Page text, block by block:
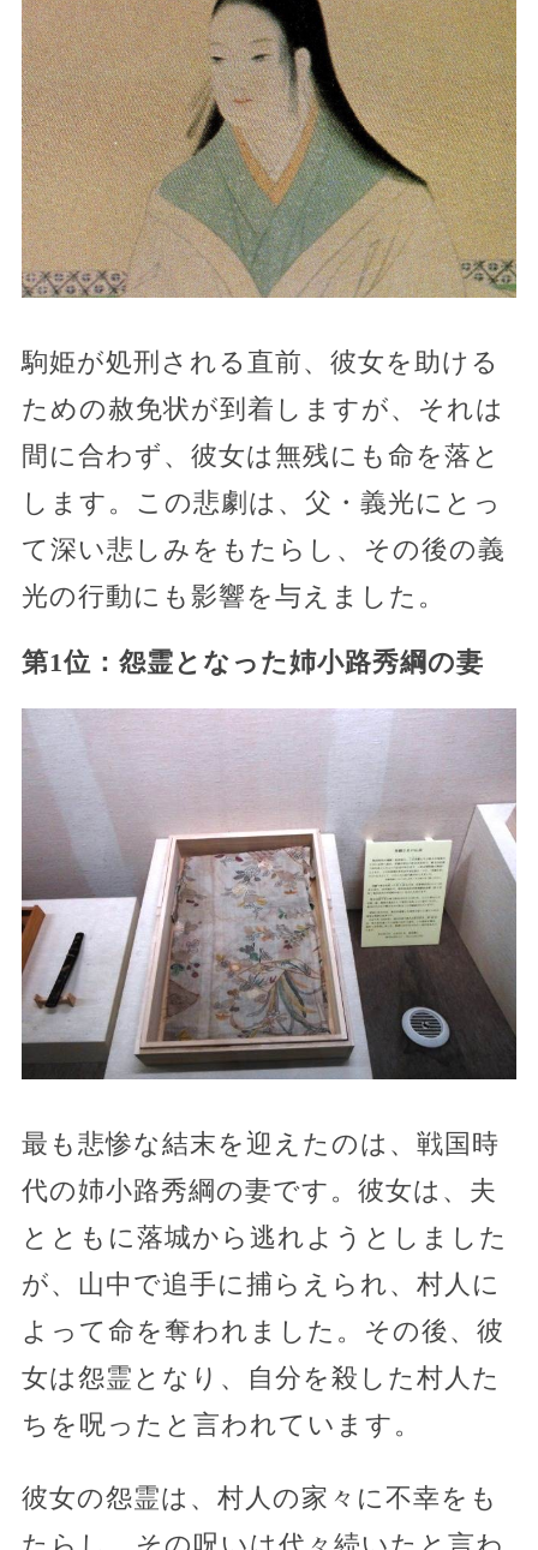
駒姫が処刑される直前、彼女を助ける
ための赦免状が到着しますが、それは
間に合わず、彼女は無残にも命を落と
します。この悲劇は、父・義光にとっ
て深い悲しみをもたらし、その後の義
光の行動にも影響を与えました。
第1位：怨霊となった姉小路秀綱の妻
最も悲惨な結末を迎えたのは、戦国時
代の姉小路秀綱の妻です。彼女は、夫
とともに落城から逃れようとしました
が、山中で追手に捕らえられ、村人に
よって命を奪われました。その後、彼
女は怨霊となり、自分を殺した村人た
ちを呪ったと言われています。
彼女の怨霊は、村人の家々に不幸をも